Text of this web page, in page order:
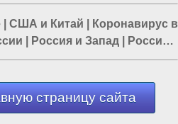
США и Китай
Коронавирус в
Россия и Запад
Россия
страницу сайта